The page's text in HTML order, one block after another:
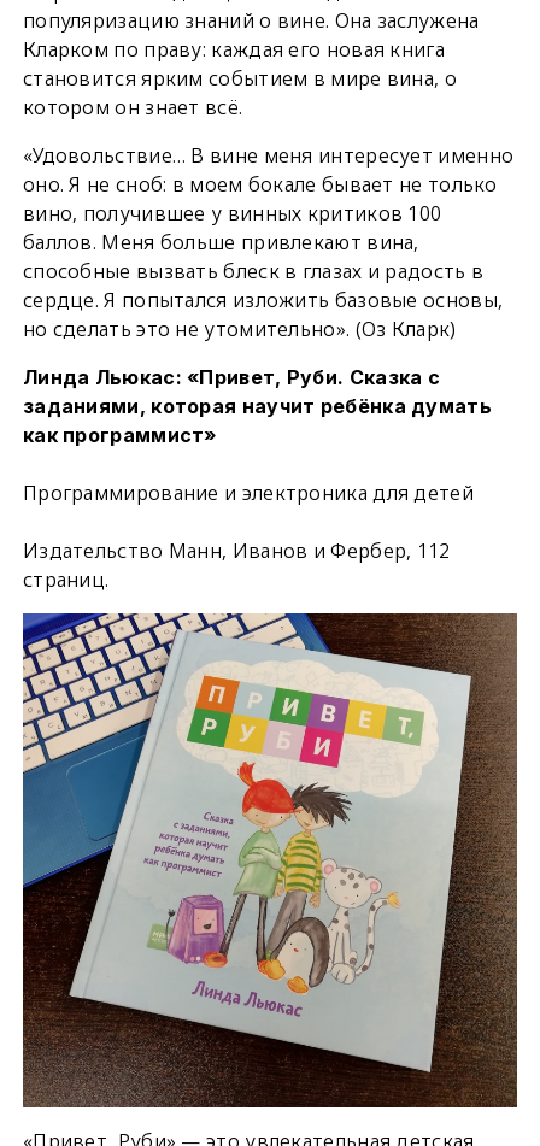
популяризацию знаний о вине. Она заслужена
Кларком по праву: каждая его новая книга
становится ярким событием в мире вина, о
котором он знает всё.
«Удовольствие… В вине меня интересует именно
оно. Я не сноб: в моем бокале бывает не только
вино, получившее у винных критиков 100
баллов. Меня больше привлекают вина,
способные вызвать блеск в глазах и радость в
сердце. Я попытался изложить базовые основы,
но сделать это не утомительно». (Оз Кларк)
Линда Льюкас: «Привет, Руби. Сказка с
заданиями, которая научит ребёнка думать
как программист»
Программирование и электроника для детей
Издательство Манн, Иванов и Фербер, 112
страниц.